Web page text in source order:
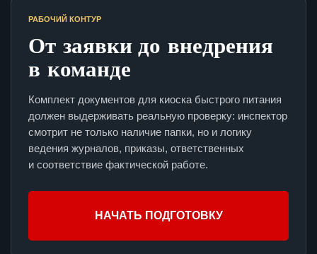
РАБОЧИЙ КОНТУР
От заявки до внедрения
в команде
Комплект документов для киоска быстрого питания
должен выдерживать реальную проверку: инспектор
смотрит не только наличие папки, но и логику
ведения журналов, приказы, ответственных
и соответствие фактической работе.
НАЧАТЬ ПОДГОТОВКУ